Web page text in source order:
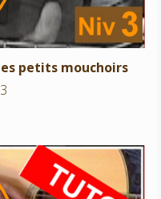
petits mouchoirs